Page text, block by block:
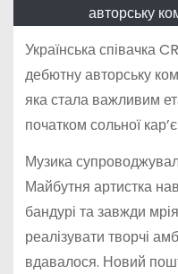
авторську
Українська співачка
дебютну авторську
яка стала важливим
початком сольної
Музика
Майбутня артистка
бандурі та завжди
реалізувати творчі
вдавалося. Новий